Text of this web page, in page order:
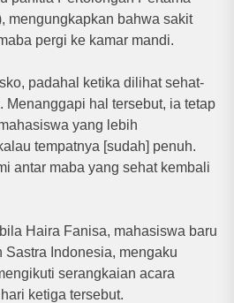
mengungkapkan bahwa sakit
pergi ke kamar mandi.
padahal ketika dilihat sehat-
Menanggapi hal tersebut, ia tetap
yang lebih
tempatnya [sudah] penuh.
antar maba yang sehat kembali
Haira Fanisa, mahasiswa baru
Indonesia, mengaku
serangkaian acara
ketiga tersebut.